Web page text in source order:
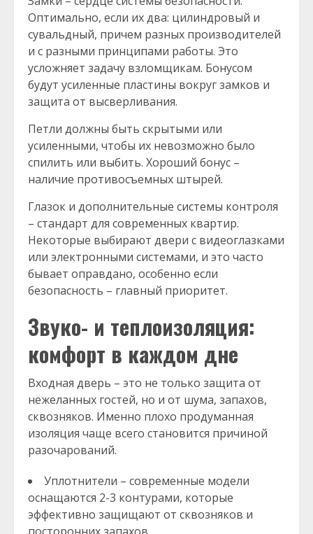
Оптимально, если их два: цилиндровый и
сувальдный, причем разных производителей
и с разными принципами работы. Это
усложняет задачу взломщикам. Бонусом
будут усиленные пластины вокруг замков и
защита от высверливания.
Петли должны быть скрытыми или
усиленными, чтобы их невозможно было
спилить или выбить. Хороший бонус –
наличие противосъемных штырей.
Глазок и дополнительные системы контроля
– стандарт для современных квартир.
Некоторые выбирают двери с видеоглазками
или электронными системами, и это часто
бывает оправдано, особенно если
безопасность – главный приоритет.
Звуко- и теплоизоляция:
комфорт в каждом дне
Входная дверь – это не только защита от
нежеланных гостей, но и от шума, запахов,
сквозняков. Именно плохо продуманная
изоляция чаще всего становится причиной
разочарований.
Уплотнители – современные модели
оснащаются 2-3 контурами, которые
эффективно защищают от сквозняков и